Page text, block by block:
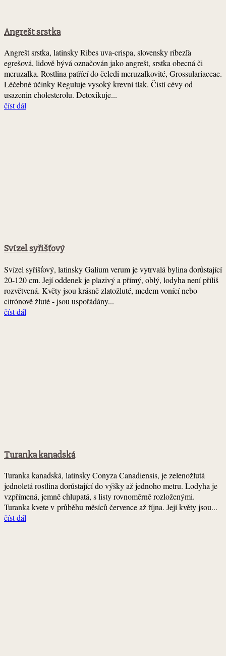
Angrešt srstka
Angrešt srstka, latinsky Ribes uva-crispa, slovensky ríbezľa
egrešová, lidově bývá označován jako angrešt, srstka obecná či
meruzalka. Rostlina patřící do čeledi meruzalkovité, Grossulariaceae.
Léčebné účinky Reguluje vysoký krevní tlak. Čistí cévy od
usazenin cholesterolu. Detoxikuje...
číst dál
Svízel syřišťový
Svízel syřišťový, latinsky Galium verum je vytrvalá bylina dorůstající
20-120 cm. Její oddenek je plazivý a přímý, oblý, lodyha není příliš
rozvětvená. Květy jsou krásně zlatožluté, medem vonící nebo
citrónově žluté - jsou uspořádány...
číst dál
Turanka kanadská
Turanka kanadská, latinsky Conyza Canadiensis, je zelenožlutá
jednoletá rostlina dorůstající do výšky až jednoho metru. Lodyha je
vzpřímená, jemně chlupatá, s listy rovnoměrně rozloženými.
Turanka kvete v průběhu měsíců července až října. Její květy jsou...
číst dál